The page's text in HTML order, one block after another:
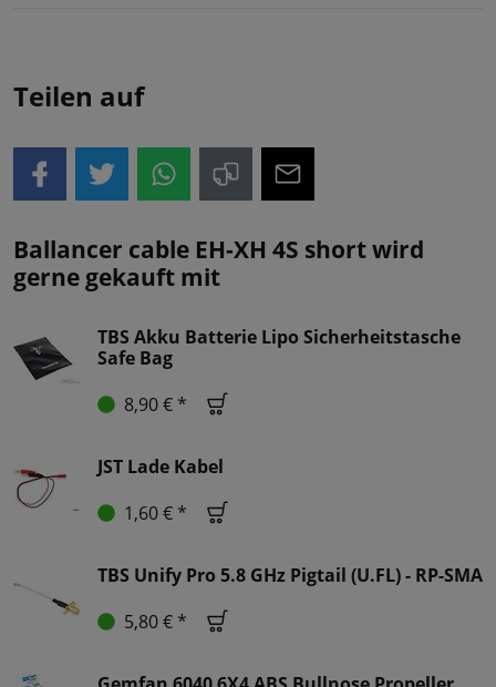
Teilen auf
Ballancer cable EH-XH 4S short wird
gerne gekauft mit
TBS Akku Batterie Lipo Sicherheitstasche
Safe Bag
8,90 € *
JST Lade Kabel
1,60 € *
TBS Unify Pro 5.8 GHz Pigtail (U.FL) - RP-SMA
5,80 € *